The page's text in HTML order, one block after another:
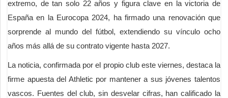
extremo, de tan solo 22 años y figura clave en la victoria de
España en la Eurocopa 2024, ha firmado una renovación que
sorprende al mundo del fútbol, extendiendo su vínculo ocho
años más allá de su contrato vigente hasta 2027.
La noticia, confirmada por el propio club este viernes, destaca la
firme apuesta del Athletic por mantener a sus jóvenes talentos
vascos. Fuentes del club, sin desvelar cifras, han calificado la